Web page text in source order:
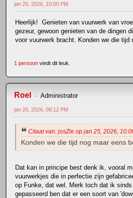
jan 25, 2026, 10:00 PM
Heerlijk! Genieten van vuurwerk van
gezeur, gewoon genieten van de dingen
voor vuurwerk bracht. Konden we die tijd
1 persoon vindt dit leuk.
Roel Administrator
jan 26, 2026, 08:12 PM
Citaat van: josZie op jan 25, 2026,
Konden we die tijd nog maar eens
Dat kan in principe best denk ik, vooral
vuurwerkjes die in perfectie zijn
op Funke, dat wel. Merk toch dat ik
gepasseerd ben dat er een soort van